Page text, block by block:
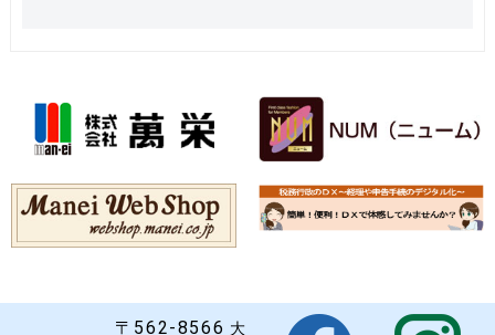
〒562-8566 大